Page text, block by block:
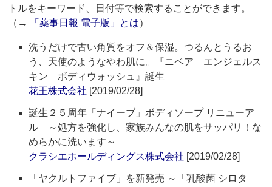
トルをキーワード、日付等で検索することができます。
（→
「薬事日報 電子版」とは）
洗うだけで古い角質をオフ＆保湿。つるんとうるお
う、天使のようなやわ肌に。『ニベア エンジェルス
キン ボディウォッシュ』誕生
花王株式会社 [2019/02/28]
誕生２５周年「ナイーブ」ボディソープ リニューア
ル ～処方を強化し、家族みんなの肌をサッパリ！な
めらかに洗います～
クラシエホールディングス株式会社 [2019/02/28]
「ヤクルトファイブ」を新発売 ～「乳酸菌 シロタ